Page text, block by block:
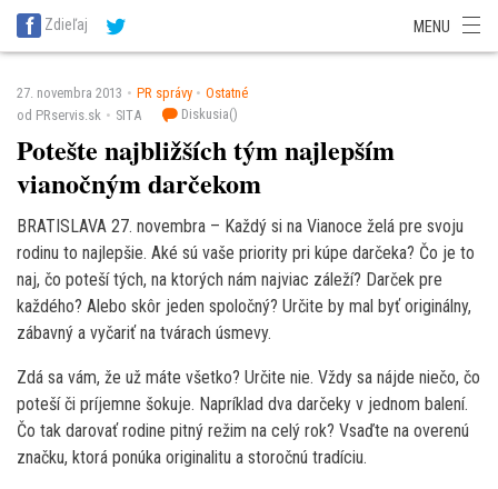
SITA Energetika
SITA Potravinárstvo
Zdieľaj MENU
27. novembra 2013 PR správy
Ostatné
od PRservis.sk
SITA Diskusia()
Potešte najbližších tým najlepším
vianočným darčekom
BRATISLAVA 27. novembra – Každý si na Vianoce želá pre svoju
rodinu to najlepšie. Aké sú vaše priority pri kúpe darčeka? Čo je to
naj, čo poteší tých, na ktorých nám najviac záleží? Darček pre
každého? Alebo skôr jeden spoločný? Určite by mal byť originálny,
zábavný a vyčariť na tvárach úsmevy.
Zdá sa vám, že už máte všetko? Určite nie. Vždy sa nájde niečo, čo
poteší či príjemne šokuje. Napríklad dva darčeky v jednom balení.
Čo tak darovať rodine pitný režim na celý rok? Vsaďte na overenú
značku, ktorá ponúka originalitu a storočnú tradíciu.